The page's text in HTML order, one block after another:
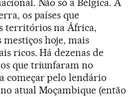
Não só a Bélgica. A
os países que
territórios na África,
hoje, mais
ricos. Há dezenas de
que triunfaram no
começar pelo lendário
atual Moçambique (então